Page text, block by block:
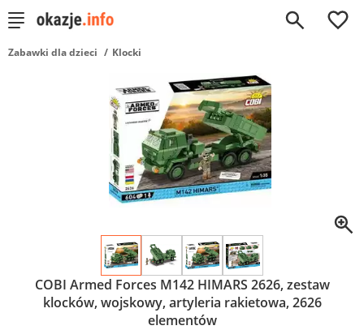
0
Zabawki dla dzieci Klocki
COBI Armed Forces M142 HIMARS 2626, zestaw
klocków, wojskowy, artyleria rakietowa, 2626
elementów